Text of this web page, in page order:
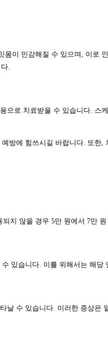
이 민감해질 수 있으며, 이
.
로 치료받을 수 있습니다.
방에 힘쓰시길 바랍니다. 또
지 않을 경우 5만 원에서 7만
있습니다. 이를 위해서는 해
수 있습니다. 이러한 증상